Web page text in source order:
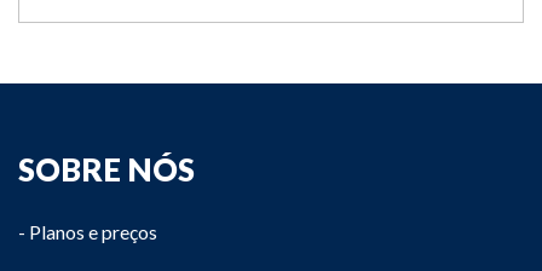
SOBRE NÓS
- Planos e preços